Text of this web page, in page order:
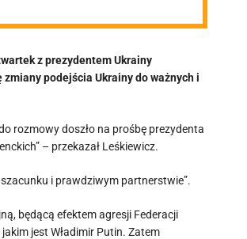
z prezydentem Ukrainy
zmiany podejścia Ukrainy do ważnych i
rozmowy doszło na prośbę prezydenta
– przekazał Leśkiewicz.
i prawdziwym partnerstwie”.
będącą efektem agresji Federacji
jest Władimir Putin. Zatem